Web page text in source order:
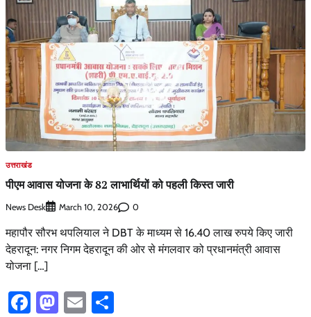
उत्तराखंड
पीएम आवास योजना के 82 लाभार्थियों को पहली किस्त जारी
News Desk March 10, 2026 0
महापौर सौरभ थपलियाल ने DBT के माध्यम से 16.40 लाख रुपये किए जारी
देहरादून: नगर निगम देहरादून की ओर से मंगलवार को प्रधानमंत्री आवास
योजना […]
Facebook
Mastodon
Email